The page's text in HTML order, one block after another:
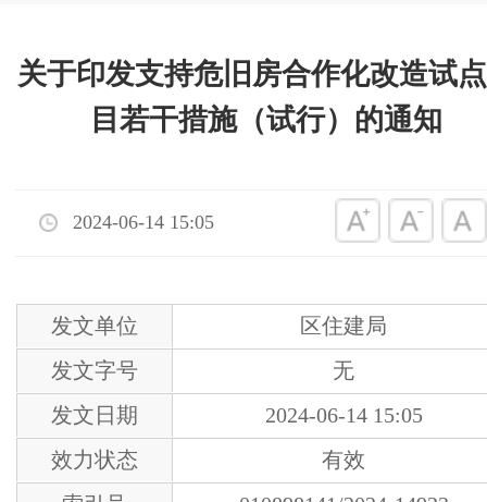
关于印发支持危旧房合作化改造试
目若干措施（试行）的通知
2024-06-14 15:05
发文单位
区住建局
发文字号
无
发文日期
2024-06-14 15:05
效力状态
有效